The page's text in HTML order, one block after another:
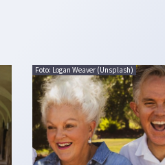
Foto: Logan Weaver (Unsplash)